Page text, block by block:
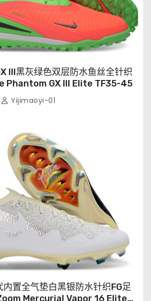
III黑灰绿色双层防水鱼丝全针织
Phantom GX III Elite TF35-45
Yijimaoyi-01
置全气垫白黑银防水针织FG足
Mercurial Vapor 16 Elite